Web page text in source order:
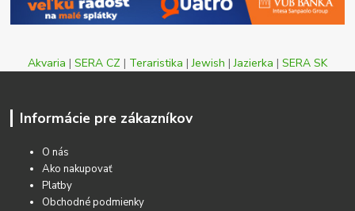
Akvaria | SERA CZ | Teraristika |Jewish |Jazierka | SERA SK
Informácie pre zákazníkov
O nás
Ako nakupovať
Platby
Obchodné podmienky